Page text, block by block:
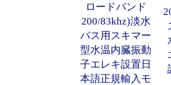
ロードバンド
200/83khz)淡水
バス用スキマー
型水温内臓振動
子エレキ設置日
本語正規輸入モ